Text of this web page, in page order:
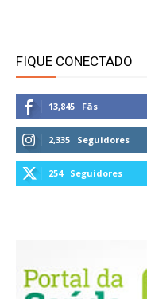
FIQUE CONECTADO
13,845 Fãs
2,335 Seguidores
254 Seguidores